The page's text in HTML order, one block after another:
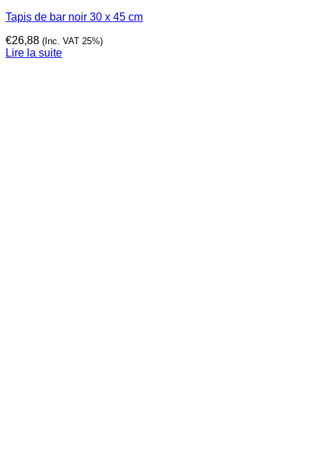
Tapis de bar noir 30 x 45 cm
€26,88 (Inc. VAT 25%)
Lire la suite